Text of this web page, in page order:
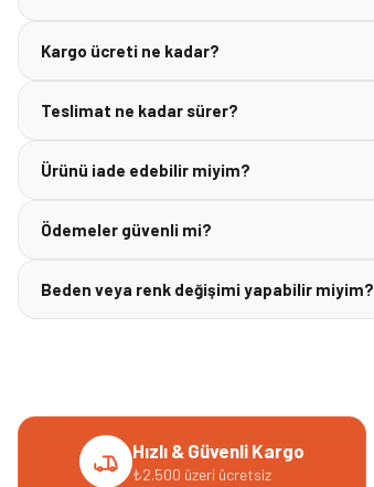
Kargo ücreti ne kadar?
Teslimat ne kadar sürer?
Ürünü iade edebilir miyim?
Ödemeler güvenli mi?
Beden veya renk değişimi yapabilir miyim?
Hızlı & Güvenli Kargo
₺2.500 üzeri ücretsiz